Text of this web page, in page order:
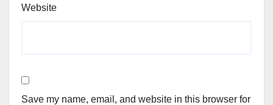
Website
Save my name, email, and website in this browser for